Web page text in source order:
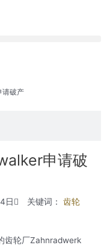
请破产
申请破
日 关键词：
齿轮
齿轮厂Zahnradwerk